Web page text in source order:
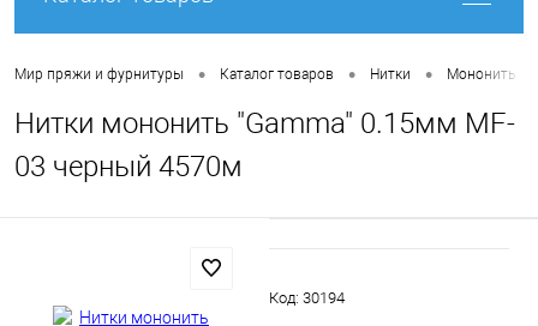
Мир пряжи и фурнитуры • Каталог товаров • Нитки • Мононить
Нитки мононить "Gamma" 0.15мм MF-
03 черный 4570м
Код: 30194